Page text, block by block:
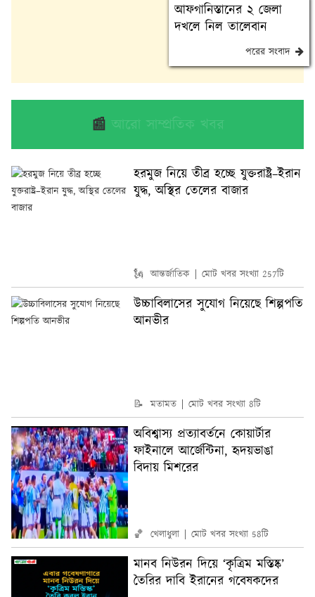
আফগানিস্তানের ২ জেলা
দখলে নিল তালেবান
পরের সংবাদ
📰আরো সাম্প্রতিক খবর
হরমুজ নিয়ে তীব্র হচ্ছে যুক্তরাষ্ট্র–ইরান
যুদ্ধ, অস্থির তেলের বাজার
🗽 আন্তর্জাতিক মোট খবর সংখ্যা 257টি
উচ্চাবিলাসের সুযোগ নিয়েছে শিল্পপতি
আনভীর
📝 মতামত মোট খবর সংখ্যা 8টি
অবিশ্বাস্য প্রত্যাবর্তনে কোয়ার্টার
ফাইনালে আর্জেন্টিনা, হৃদয়ভাঙা
বিদায় মিশরের
🏀 খেলাধুলা মোট খবর সংখ্যা 58টি
মানব নিউরন দিয়ে ‘কৃত্রিম মস্তিষ্ক’
তৈরির দাবি ইরানের গবেষকদের